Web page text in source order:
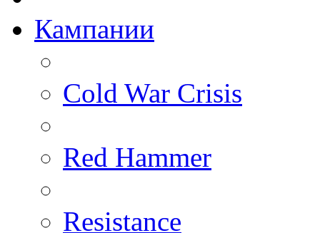
Кампании
Cold War Crisis
Red Hammer
Resistance